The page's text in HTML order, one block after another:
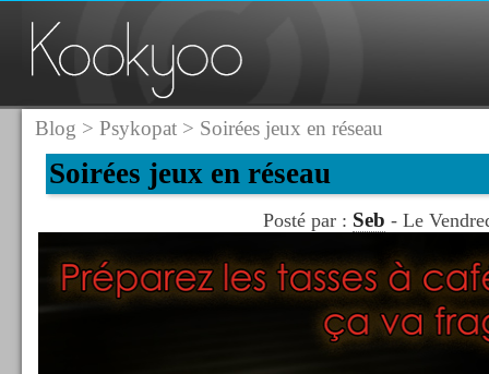
Blog > Psykopat> Soirées jeux en réseau
Soirées jeux en réseau
Posté par : Seb - Le